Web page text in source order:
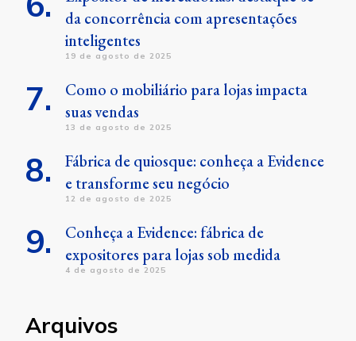
da concorrência com apresentações
inteligentes
19 de agosto de 2025
Como o mobiliário para lojas impacta
suas vendas
13 de agosto de 2025
Fábrica de quiosque: conheça a Evidence
e transforme seu negócio
12 de agosto de 2025
Conheça a Evidence: fábrica de
expositores para lojas sob medida
4 de agosto de 2025
Arquivos